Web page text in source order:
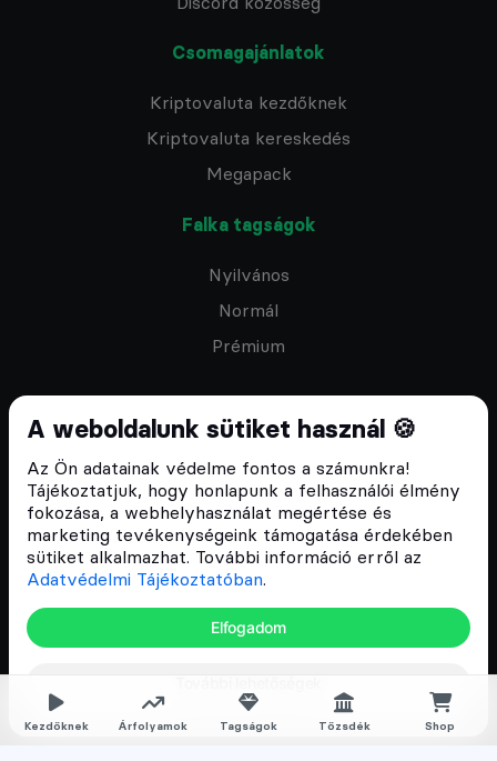
Kezdőknek Árfolyamok Tagságok Tőzsdék Shop
A weboldalunk sütiket használ 🍪
Az Ön adatainak védelme fontos a számunkra!
Tájékoztatjuk, hogy honlapunk a felhasználói élmény
fokozása, a webhelyhasználat megértése és
marketing tevékenységeink támogatása érdekében
sütiket alkalmazhat. További információ erről az
Adatvédelmi Tájékoztatóban.
Elfogadom
Csomagajánlatok
Kriptovaluta kezdőknek
Kriptovaluta kereskedés
Megapack
Falka tagságok
Nyilvános
Normál
Prémium
Feliratkozom a hírlevélre
ÁSZF
Adatvédelmi tájékoztató
Copyright © 2017–2026. Minden jog fenntartva